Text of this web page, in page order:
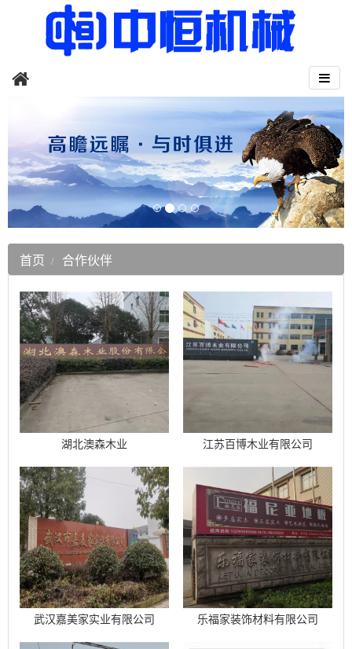
首页 合作伙伴
湖北澳森木业 江苏百博木业有限公司
武汉嘉美家实业有限公司 乐福家装饰材料有限公司